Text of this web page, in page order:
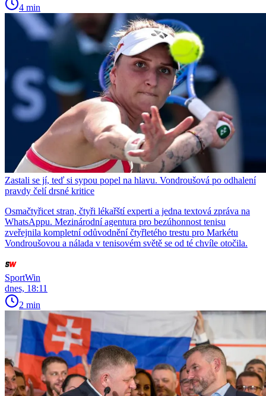
4 min
Zastali se jí, teď si sypou popel na hlavu. Vondroušová po odhalení
pravdy čelí drsné kritice
Osmačtyřicet stran, čtyři lékařští experti a jedna textová zpráva na
WhatsAppu. Mezinárodní agentura pro bezúhonnost tenisu
zveřejnila kompletní odůvodnění čtyřletého trestu pro Markétu
Vondroušovou a nálada v tenisovém světě se od té chvíle otočila.
SportWin
dnes, 18:11
2 min